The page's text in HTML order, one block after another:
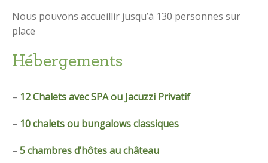
Nous pouvons accueillir jusqu’à 130 personnes sur
place
Hébergements
– 12 Chalets avec SPA ou Jacuzzi Privatif
– 10 chalets ou bungalows classiques
– 5 chambres d’hôtes au château